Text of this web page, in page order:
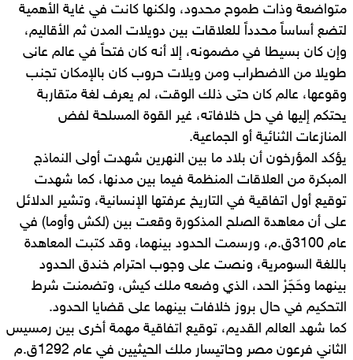
متواضعة وذات طموح محدود، ولكنها كانت في غاية الأهمية
لتضع أساساً محدداً للعلاقات بين دويلات المدن ثم الأقاليم،
وإن كان بسيطا في مضمونه، إلا أنه كان فتحاً في عالم عانى
طويلا من الاضطراب ومن ويلات حروب كان بالإمكان تجنب
وقوعها، عالم كان حتى ذلك الوقت، لم يعرف لغة متقاربة
يحتكم إليها في حل خلافاته، غير القوة المسلحة لفض
المنازعات الثنائية أو الجماعية.
يؤكد المؤرخون أن بلاد ما بين النهرين شهدت أولى النماذج
المبكرة من العلاقات المنظمة فيما بين مدنها، كما شهدت
توقيع أول اتفاقية في التاريخ عرفتها الإنسانية، وتشير الدلائل
على أن معاهدة الصلح المذكورة وقعت بين (لكش وأوما) في
عام 3100ق.م، ورسمت الحدود بينهما، وقد كتبت المعاهدة
باللغة السومرية، ونصت على وجوب احترام خندق الحدود
بينهما وحَجَرْ الحد، الذي وضعه ملك كيش، وتضمنت شرط
التحكيم في حال بروز خلافات بينهما على قضايا الحدود.
كما شهد العالم القديم، توقيع اتفاقية مهمة أخرى بين رمسيس
الثاني فرعون مصر وحاتيسار ملك الحيثيين في عام 1292ق.م